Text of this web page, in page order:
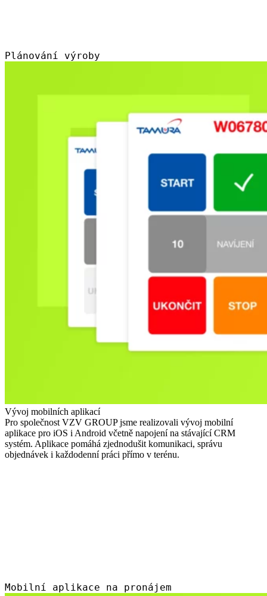
Plánování výroby
Vývoj mobilních aplikací
Pro společnost VZV GROUP jsme realizovali vývoj mobilní
aplikace pro iOS i Android včetně napojení na stávající CRM
systém. Aplikace pomáhá zjednodušit komunikaci, správu
objednávek i každodenní práci přímo v terénu.
Mobilní aplikace na pronájem